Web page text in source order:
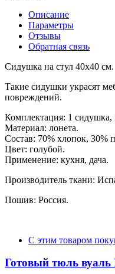
Описание
Параметры
Отзывы
Обратная связь
Сидушка на стул 40х40 см.
Такие сидушки украсят
повреждений.
Комплектация: 1 сидушка,
Материал: лонета.
Состав: 70% хлопок, 30%
Цвет: голубой.
Применение: кухня, дача.
Производитель ткани:
Пошив: Россия.
С этим товаром
Готовый тюль